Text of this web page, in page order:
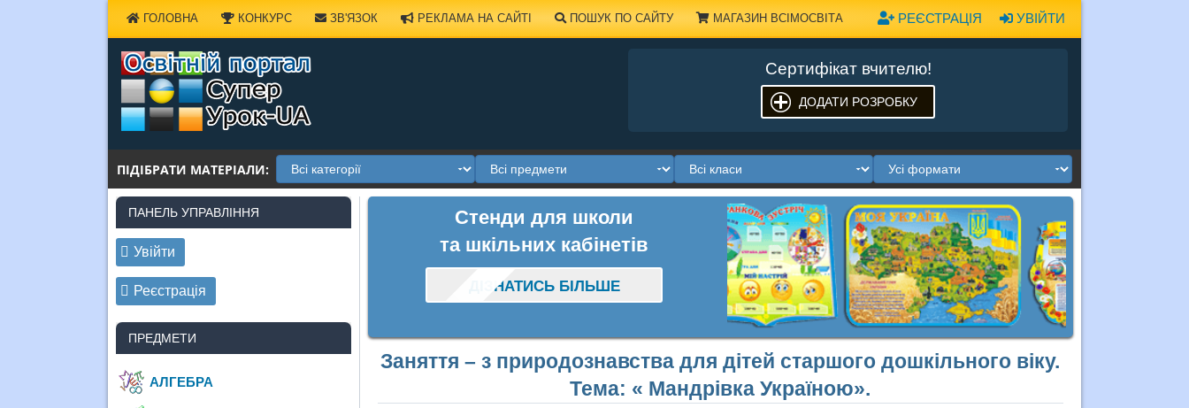
УВІЙТИ
РЕЄСТРАЦІЯ
ГОЛОВНА КОНКУРС ЗВ'ЯЗОК РЕКЛАМА НА САЙТІ ПОШУК ПО САЙТУ МАГАЗИН ВСІМОСВІТА
Сертифікат вчителю!
ДОДАТИ РОЗРОБКУ
ПІДІБРАТИ МАТЕРІАЛИ:
Стенди для школи
та шкільних кабінетів
ДІЗНАТИСЬ БІЛЬШЕ
Заняття – з природознавства для дітей старшого дошкільного віку.
Тема: « Мандрівка Україною».
ПАНЕЛЬ УПРАВЛІННЯ
Увійти
Реєстрація
ПРЕДМЕТИ
АЛГЕБРА